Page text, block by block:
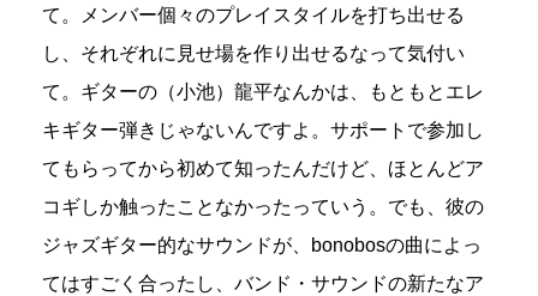
て。メンバー個々のプレイスタイルを打ち出せる
し、それぞれに見せ場を作り出せるなって気付い
て。ギターの（小池）龍平なんかは、もともとエレ
キギター弾きじゃないんですよ。サポートで参加し
てもらってから初めて知ったんだけど、ほとんどア
コギしか触ったことなかったっていう。でも、彼の
ジャズギター的なサウンドが、bonobosの曲によっ
てはすごく合ったし、バンド・サウンドの新たなア